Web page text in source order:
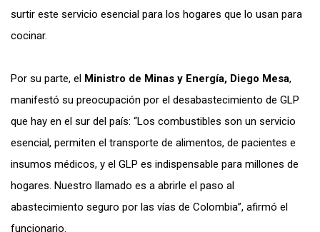
surtir este servicio esencial para los hogares que lo usan para
cocinar.
Por su parte, el Ministro de Minas y Energía, Diego Mesa,
manifestó su preocupación por el desabastecimiento de GLP
que hay en el sur del país: “Los combustibles son un servicio
esencial, permiten el transporte de alimentos, de pacientes e
insumos médicos, y el GLP es indispensable para millones de
hogares. Nuestro llamado es a abrirle el paso al
abastecimiento seguro por las vías de Colombia”, afirmó el
funcionario.